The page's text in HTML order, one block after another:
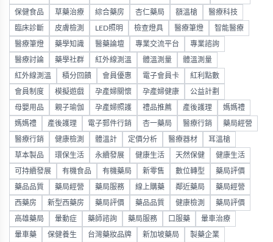
保健食品 草藥治療 綜合藥房 杏仁藥局 額溫槍 醫療科技
臨床診斷 皮膚檢測 LED照明 檢查燈具 醫療筆燈 智能醫療
醫療筆燈 藥學知識 醫藥論壇 專業交流平台 專業諮詢
醫療討論 藥學社群 紅外線測溫 體溫測量 體溫測量
紅外線測溫 積分回饋 會員優惠 電子會員卡 紅利點數
會員制度 模擬遊戲 孕產婦關懷 孕產婦健康 公益計劃
母嬰用品 親子瑜伽 孕產婦照護 禮品推薦 產後護理 媽媽禮
媽媽禮 產後護理 電子郵件行銷 杏一藥局 醫療行銷 藥局經營
醫療行銷 健康檢測 體溫計 定價分析 醫療器材 耳溫槍
草本製品 環保生活 永續發展 健康生活 天然保健 健康生活
可持續發展 有機食品 有機藥局 新零售 數位轉型 藥局評價
藥品品質 藥局經營 藥局服務 線上購藥 鄰近藥局 藥局經營
西藥房 新型西藥房 藥局評價 藥品品質 健康檢測 藥局評價
高雄藥局 暈動症 藥師諮詢 藥局服務 口服藥 暈車治療
暈車藥 保健養生 台灣藥妝品牌 新加坡藥局 製藥企業